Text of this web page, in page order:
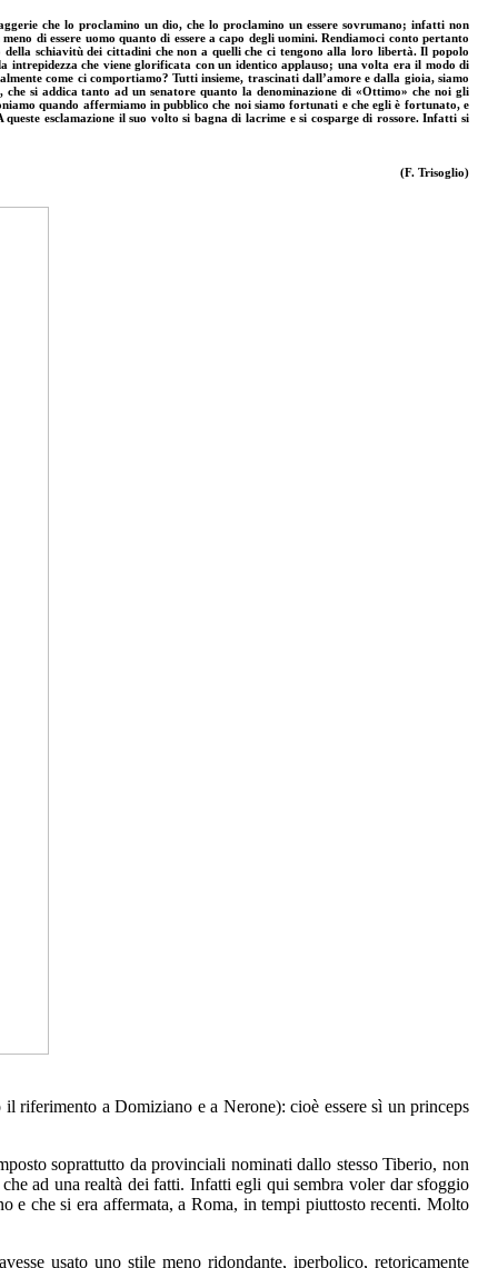
che lo proclamino un dio, che lo proclamino un essere sovrumano; infatti non
di essere uomo quanto di essere a capo degli uomini. Rendiamoci conto pertanto
della schiavitù dei cittadini che non a quelli che ci tengono alla loro libertà. Il popolo
intrepidezza che viene glorificata con un identico applauso; una volta era il modo di
come ci comportiamo? Tutti insieme, trascinati dall’amore e dalla gioia, siamo
si addica tanto ad un senatore quanto la denominazione di «Ottimo» che noi gli
quando affermiamo in pubblico che noi siamo fortunati e che egli è fortunato, e
esclamazione il suo volto si bagna di lacrime e si cosparge di rossore. Infatti si
(F. Trisoglio)
riferimento a Domiziano e a Nerone): cioè essere sì un princeps
soprattutto da provinciali nominati dallo stesso Tiberio, non
che ad una realtà dei fatti. Infatti egli qui sembra voler dar sfoggio
e che si era affermata, a Roma, in tempi piuttosto recenti. Molto
usato uno stile meno ridondante, iperbolico, retoricamente